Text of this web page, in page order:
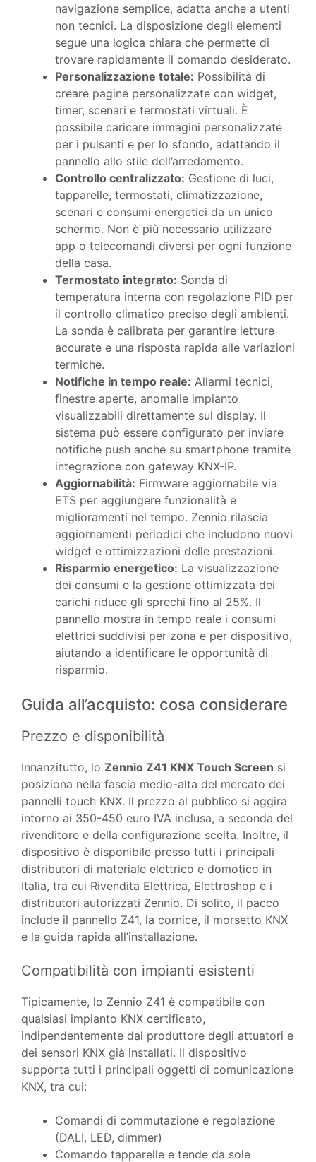
navigazione semplice, adatta anche a utenti
non tecnici. La disposizione degli elementi
segue una logica chiara che permette di
trovare rapidamente il comando desiderato.
Personalizzazione totale: Possibilità di
creare pagine personalizzate con widget,
timer, scenari e termostati virtuali. È
possibile caricare immagini personalizzate
per i pulsanti e per lo sfondo, adattando il
pannello allo stile dell’arredamento.
Controllo centralizzato: Gestione di luci,
tapparelle, termostati, climatizzazione,
scenari e consumi energetici da un unico
schermo. Non è più necessario utilizzare
app o telecomandi diversi per ogni funzione
della casa.
Termostato integrato: Sonda di
temperatura interna con regolazione PID per
il controllo climatico preciso degli ambienti.
La sonda è calibrata per garantire letture
accurate e una risposta rapida alle variazioni
termiche.
Notifiche in tempo reale: Allarmi tecnici,
finestre aperte, anomalie impianto
visualizzabili direttamente sul display. Il
sistema può essere configurato per inviare
notifiche push anche su smartphone tramite
integrazione con gateway KNX-IP.
Aggiornabilità: Firmware aggiornabile via
ETS per aggiungere funzionalità e
miglioramenti nel tempo. Zennio rilascia
aggiornamenti periodici che includono nuovi
widget e ottimizzazioni delle prestazioni.
Risparmio energetico: La visualizzazione
dei consumi e la gestione ottimizzata dei
carichi riduce gli sprechi fino al 25%. Il
pannello mostra in tempo reale i consumi
elettrici suddivisi per zona e per dispositivo,
aiutando a identificare le opportunità di
risparmio.
Guida all’acquisto: cosa considerare
Prezzo e disponibilità
Innanzitutto, lo Zennio Z41 KNX Touch Screen si
posiziona nella fascia medio-alta del mercato dei
pannelli touch KNX. Il prezzo al pubblico si aggira
intorno ai 350-450 euro IVA inclusa, a seconda del
rivenditore e della configurazione scelta. Inoltre, il
dispositivo è disponibile presso tutti i principali
distributori di materiale elettrico e domotico in
Italia, tra cui Rivendita Elettrica, Elettroshop e i
distributori autorizzati Zennio. Di solito, il pacco
include il pannello Z41, la cornice, il morsetto KNX
e la guida rapida all’installazione.
Compatibilità con impianti esistenti
Tipicamente, lo Zennio Z41 è compatibile con
qualsiasi impianto KNX certificato,
indipendentemente dal produttore degli attuatori e
dei sensori KNX già installati. Il dispositivo
supporta tutti i principali oggetti di comunicazione
KNX, tra cui:
Comandi di commutazione e regolazione
(DALI, LED, dimmer)
Comando tapparelle e tende da sole